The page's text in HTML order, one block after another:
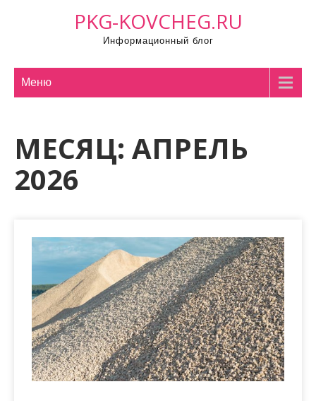
PKG-KOVCHEG.RU
Информационный блог
Меню
МЕСЯЦ: АПРЕЛЬ
2026